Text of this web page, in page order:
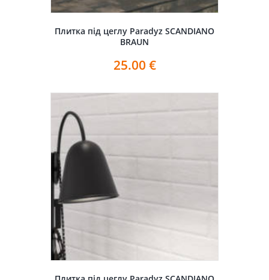
Плитка під цеглу Paradyz SCANDIANO
BRAUN
25.00 €